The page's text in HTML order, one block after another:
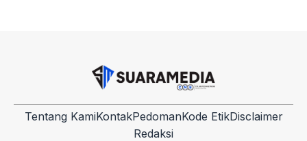
Tentang KamiKontakPedomanKode EtikDisclaimer
Redaksi